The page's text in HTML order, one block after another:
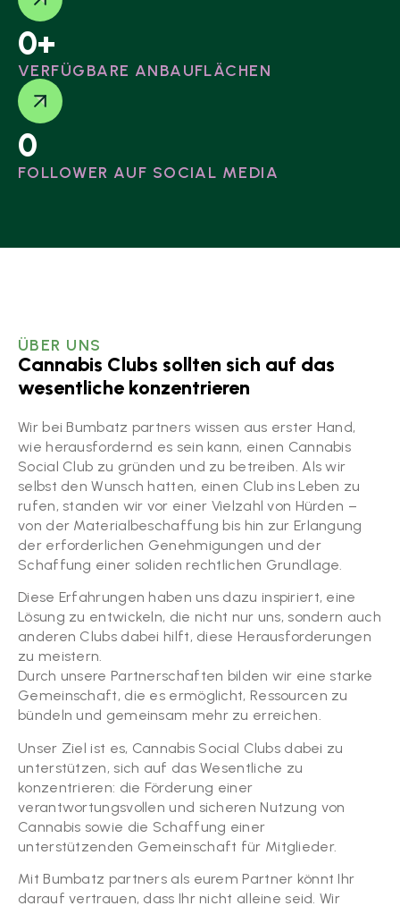
VERFÜGBARE ANBAUFLÄCHEN
0+
FOLLOWER AUF SOCIAL MEDIA
0
ÜBER UNS
Cannabis Clubs sollten sich auf das
wesentliche konzentrieren
Wir bei Bumbatz partners wissen aus erster Hand,
wie herausfordernd es sein kann, einen Cannabis
Social Club zu gründen und zu betreiben. Als wir
selbst den Wunsch hatten, einen Club ins Leben zu
rufen, standen wir vor einer Vielzahl von Hürden –
von der Materialbeschaffung bis hin zur Erlangung
der erforderlichen Genehmigungen und der
Schaffung einer soliden rechtlichen Grundlage.
Diese Erfahrungen haben uns dazu inspiriert, eine
Lösung zu entwickeln, die nicht nur uns, sondern auch
anderen Clubs dabei hilft, diese Herausforderungen
zu meistern.
Durch unsere Partnerschaften bilden wir eine starke
Gemeinschaft, die es ermöglicht, Ressourcen zu
bündeln und gemeinsam mehr zu erreichen.
Unser Ziel ist es, Cannabis Social Clubs dabei zu
unterstützen, sich auf das Wesentliche zu
konzentrieren: die Förderung einer
verantwortungsvollen und sicheren Nutzung von
Cannabis sowie die Schaffung einer
unterstützenden Gemeinschaft für Mitglieder.
Mit Bumbatz partners als eurem Partner könnt Ihr
darauf vertrauen, dass Ihr nicht alleine seid. Wir